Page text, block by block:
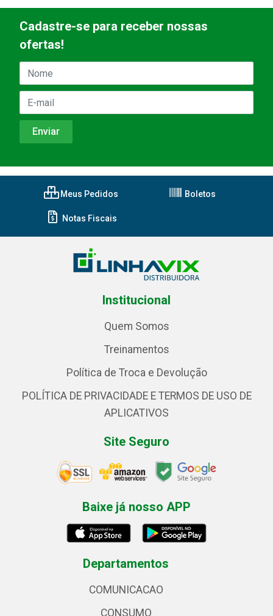
Cadastre-se para receber nossas
ofertas!
Meus Pedidos Boletos
Notas Fiscais
Institucional
Quem Somos
Treinamentos
Política de Troca e Devolução
POLÍTICA DE PRIVACIDADE E TERMOS DE USO DE
APLICATIVOS
Site Seguro
Baixe já nosso APP
Departamentos
COMUNICACAO
CONSUMO